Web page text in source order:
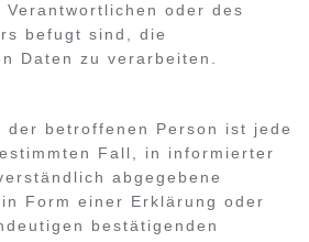
Verantwortlichen oder des
befugt sind, die
Daten zu verarbeiten.
der betroffenen Person ist jede
Fall, in informierter
abgegebene
Form einer Erklärung oder
bestätigenden